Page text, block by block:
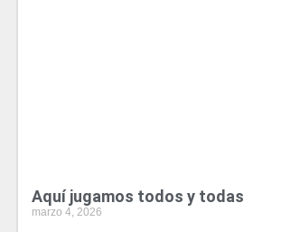
Aquí jugamos todos y todas
marzo 4, 2026